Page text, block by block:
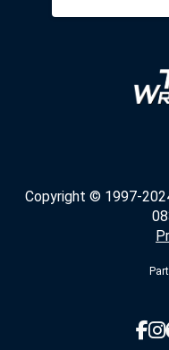
Copyright © 1997-